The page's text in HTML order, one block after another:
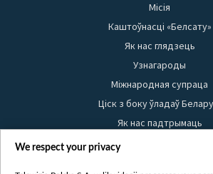
Місія
Каштоўнасці «Белсату»
Як нас глядзець
Узнагароды
Міжнародная супраца
Ціск з боку ўладаў
Як нас падтрымаць
Правілы выкарыстання
We respect your privacy